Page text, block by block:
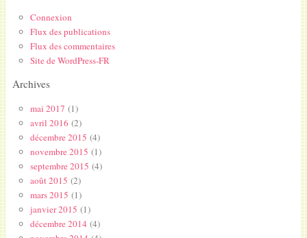
Connexion
Flux des publications
Flux des commentaires
Site de WordPress-FR
Archives
mai 2017 (1)
avril 2016 (2)
décembre 2015 (4)
novembre 2015 (1)
septembre 2015 (4)
août 2015 (2)
mars 2015 (1)
janvier 2015 (1)
décembre 2014(4)